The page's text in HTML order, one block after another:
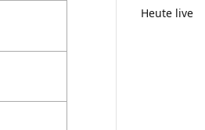
Heute live